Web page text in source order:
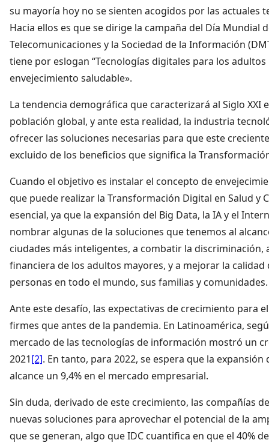
su mayoría hoy no se sienten acogidos por las actuales
Hacia ellos es que se dirige la campaña del Día Mundial
Telecomunicaciones y la Sociedad de la Información
tiene por eslogan “Tecnologías digitales para los adultos
envejecimiento saludable».
La tendencia demográfica que caracterizará al Siglo XXI
población global, y ante esta realidad, la industria
ofrecer las soluciones necesarias para que este
excluido de los beneficios que significa la
Cuando el objetivo es instalar el concepto de
que puede realizar la Transformación Digital en Salud y
esencial, ya que la expansión del Big Data, la IA y el
nombrar algunas de la soluciones que tenemos al
ciudades más inteligentes, a combatir la discriminación,
financiera de los adultos mayores, y a mejorar la calidad
personas en todo el mundo, sus familias y comunidades.
Ante este desafío, las expectativas de crecimiento para
firmes que antes de la pandemia. En Latinoamérica,
mercado de las tecnologías de información mostró un
2021[2]. En tanto, para 2022, se espera que la expansión
alcance un 9,4% en el mercado empresarial.
Sin duda, derivado de este crecimiento, las compañías
nuevas soluciones para aprovechar el potencial de la
que se generan, algo que IDC cuantifica en que el 40%